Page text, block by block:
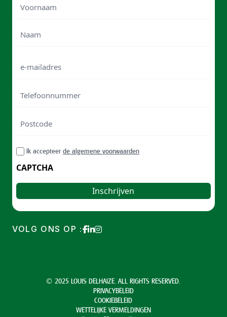
mailadres
/
Postal
RGPDIk accepteer de algemene voorwaarden
CAPTCHA
VOLG ONS OP :
© 2025 LOUIS DELHAIZE. ALL RIGHTS RESERVED.
PRIVACYBELEID
COOKIEBELEID
WETTELIJKE VERMELDINGEN